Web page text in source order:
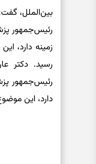
بین‌الملل،
رئیس‌جمهور
زمینه دارد،
رسید. دکتر
رئیس‌جمهور
دارد، این